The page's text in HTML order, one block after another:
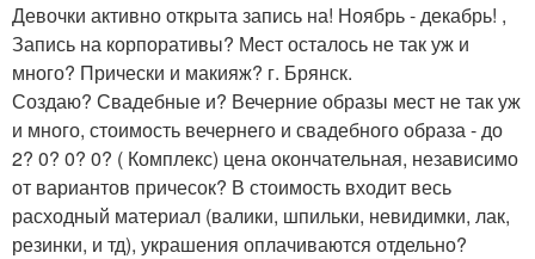
Девочки активно открыта запись на! Ноябрь - декабрь! ,
Запись на корпоративы? Мест осталось не так уж и
много? Прически и макияж? г. Брянск.
Создаю? Свадебные и? Вечерние образы мест не так уж
и много, стоимость вечернего и свадебного образа - до
2? 0? 0? 0? ( Комплекс) цена окончательная, независимо
от вариантов причесок? В стоимость входит весь
расходный материал (валики, шпильки, невидимки, лак,
резинки, и тд), украшения оплачиваются отдельно?